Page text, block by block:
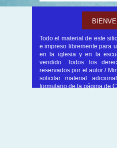
Todo el material de este
e impreso libremente para
en la iglesia y en la
vendido. Todos los
reservados por el autor /
solicitar material
formulario de la página de